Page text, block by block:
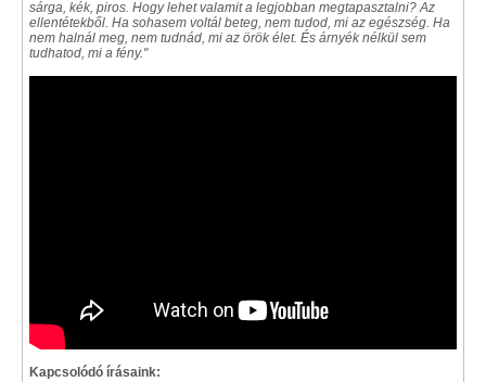
sárga, kék, piros. Hogy lehet valamit a legjobban megtapasztalni? Az
ellentétekből. Ha sohasem voltál beteg, nem tudod, mi az egészség. Ha
nem halnál meg, nem tudnád, mi az örök élet. És árnyék nélkül sem
tudhatod, mi a fény."
Kapcsolódó írásaink: